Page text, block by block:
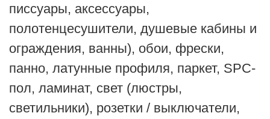
писсуары, аксессуары,
полотенцесушители, душевые кабины и
ограждения, ванны), обои, фрески,
панно, латунные профиля, паркет, SPC-
пол, ламинат, свет (люстры,
светильники), розетки / выключатели,